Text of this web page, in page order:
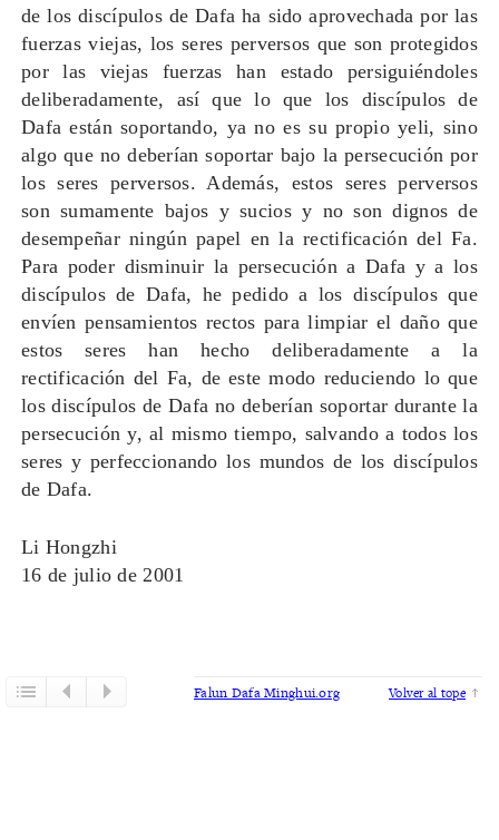
de los discípulos de Dafa ha sido aprovechada por las
fuerzas viejas, los seres perversos que son protegidos
por las viejas fuerzas han estado persiguiéndoles
deliberadamente, así que lo que los discípulos de
Dafa están soportando, ya no es su propio yeli, sino
algo que no deberían soportar bajo la persecución por
los seres perversos. Además, estos seres perversos
son sumamente bajos y sucios y no son dignos de
desempeñar ningún papel en la rectificación del Fa.
Para poder disminuir la persecución a Dafa y a los
discípulos de Dafa, he pedido a los discípulos que
envíen pensamientos rectos para limpiar el daño que
estos seres han hecho deliberadamente a la
rectificación del Fa, de este modo reduciendo lo que
los discípulos de Dafa no deberían soportar durante la
persecución y, al mismo tiempo, salvando a todos los
seres y perfeccionando los mundos de los discípulos
de Dafa.
Li Hongzhi
16 de julio de 2001
Falun Dafa Minghui.org Volver al tope